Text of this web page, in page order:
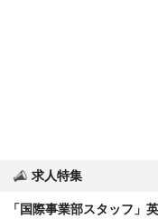
求人特集
「国際事業部スタッフ」